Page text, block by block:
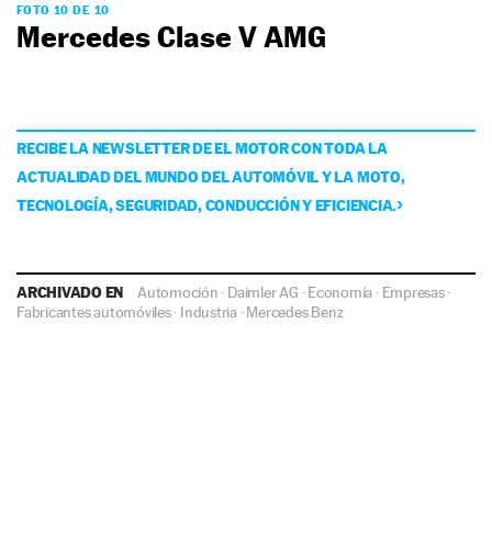
FOTO 10 DE 10
Mercedes Clase V AMG
RECIBE LA NEWSLETTER DE EL MOTOR CON TODA LA
ACTUALIDAD DEL MUNDO DEL AUTOMÓVIL Y LA MOTO,
TECNOLOGÍA, SEGURIDAD, CONDUCCIÓN Y EFICIENCIA.
ARCHIVADO EN Automoción · Daimler AG ·Economía · Empresas·
Fabricantes automóviles· Industria·Mercedes Benz